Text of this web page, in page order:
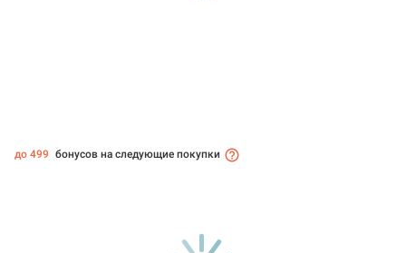
до 499 бонусов на следующие покупки